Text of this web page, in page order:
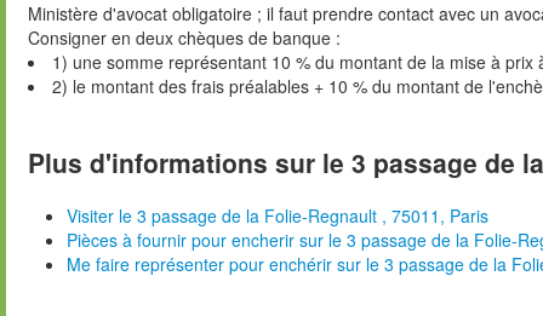
Ministère d'avocat obligatoire ; il faut prendre contact avec un
Consigner en deux chèques de banque :
1) une somme représentant 10 % du montant de la mise à
2) le montant des frais préalables + 10 % du montant de
Plus d'informations sur le 3 passage de
Visiter le 3 passage de la Folie-Regnault , 75011, Paris
Pièces à fournir pour encherir sur le 3 passage de la Folie-
Me faire représenter pour enchérir sur le 3 passage de la